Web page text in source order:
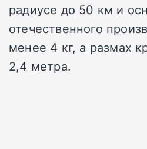
радиусе до 50 км и
отечественного
менее 4 кг, а размах
2,4 метра.